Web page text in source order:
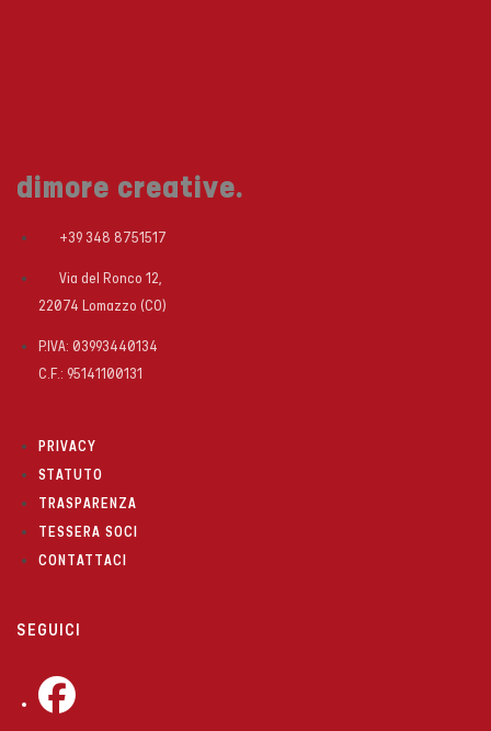
dimore creative.
+39 348 8751517
Via del Ronco 12,
22074 Lomazzo (CO)
P.IVA: 03993440134
C.F.: 95141100131
PRIVACY
STATUTO
TRASPARENZA
TESSERA SOCI
CONTATTACI
SEGUICI
in